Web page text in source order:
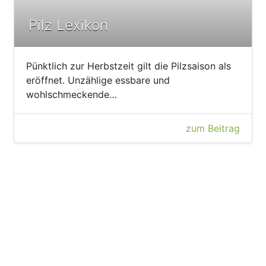
Pilz Lexikon
Pünktlich zur Herbstzeit gilt die Pilzsaison als
eröffnet. Unzählige essbare und
wohlschmeckende…
zum Beitrag